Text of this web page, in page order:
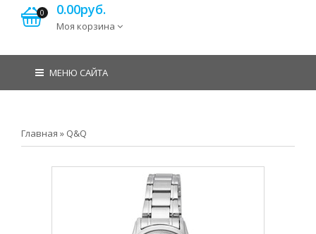
0 0.00руб.
Моя корзина
МЕНЮ САЙТА
Главная » Q&Q